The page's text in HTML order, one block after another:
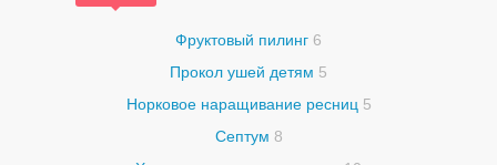
Фруктовый пилинг 6
Прокол ушей детям 5
Норковое наращивание ресниц 5
Септум 8